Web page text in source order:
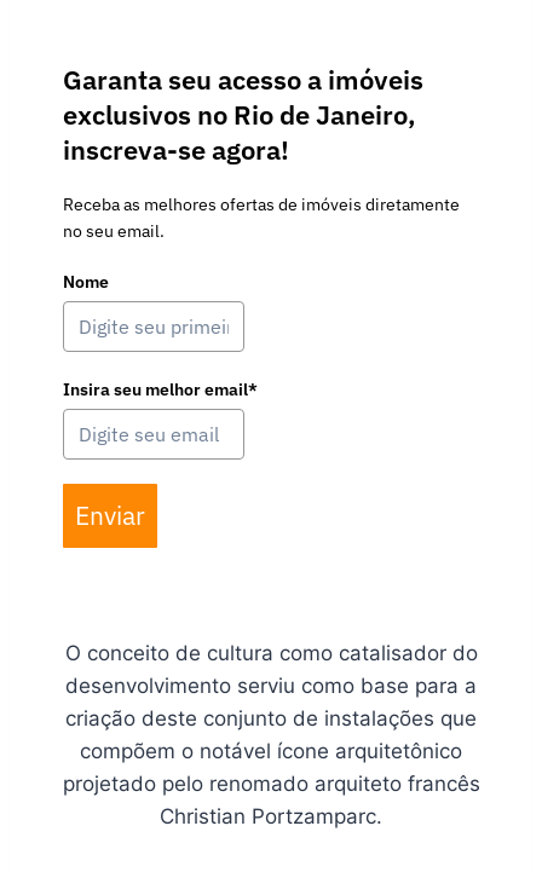
Garanta seu acesso a imóveis
exclusivos no Rio de Janeiro,
inscreva-se agora!
Receba as melhores ofertas de imóveis diretamente
no seu email.
Nome
Insira seu melhor email*
Enviar
O conceito de cultura como catalisador do
desenvolvimento serviu como base para a
criação deste conjunto de instalações que
compõem o notável ícone arquitetônico
projetado pelo renomado arquiteto francês
Christian Portzamparc.